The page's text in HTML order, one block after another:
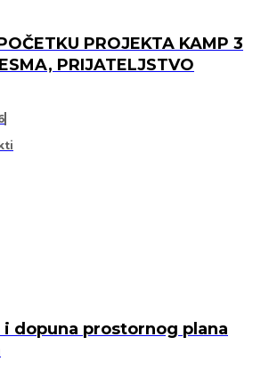
PROJEKTA KAMP 3
PRIJATELJSTVO
i dopuna prostornog plana